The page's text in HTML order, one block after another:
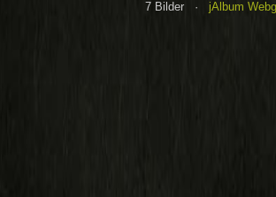
7 Bilder · jAlbum